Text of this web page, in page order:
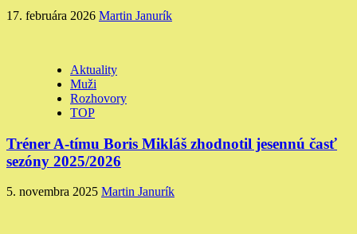
17. februára 2026 Martin Janurík
Aktuality
Muži
Rozhovory
TOP
Tréner A-tímu Boris Mikláš zhodnotil jesennú časť
sezóny 2025/2026
5. novembra 2025 Martin Janurík